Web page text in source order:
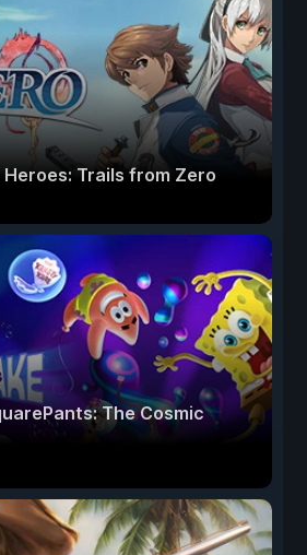
Trails from Zero
The Cosmic